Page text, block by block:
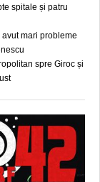
spitale și patru
mari probleme
spre Giroc și